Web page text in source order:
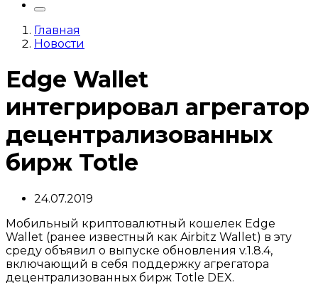
Главная
Новости
Edge Wallet
интегрировал агрегатор
децентрализованных
бирж Totle
24.07.2019
Мобильный криптовалютный кошелек Edge
Wallet (ранее известный как Airbitz Wallet) в эту
среду объявил о выпуске обновления v.1.8.4,
включающий в себя поддержку агрегатора
децентрализованных бирж Totle DEX.